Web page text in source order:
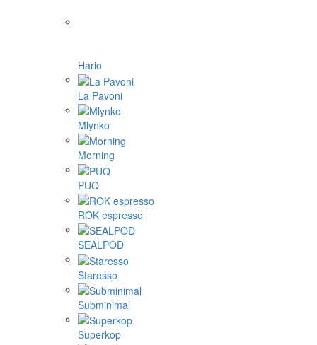
Hario
La Pavoni
Mlynko
Morning
PUQ
ROK espresso
SEALPOD
Staresso
Subminimal
Superkop